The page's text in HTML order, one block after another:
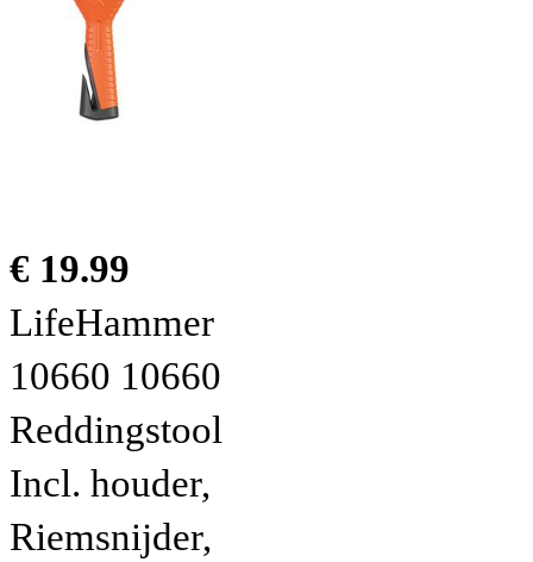
€ 19.99
LifeHammer
10660 10660
Reddingstool
Incl. houder,
Riemsnijder,